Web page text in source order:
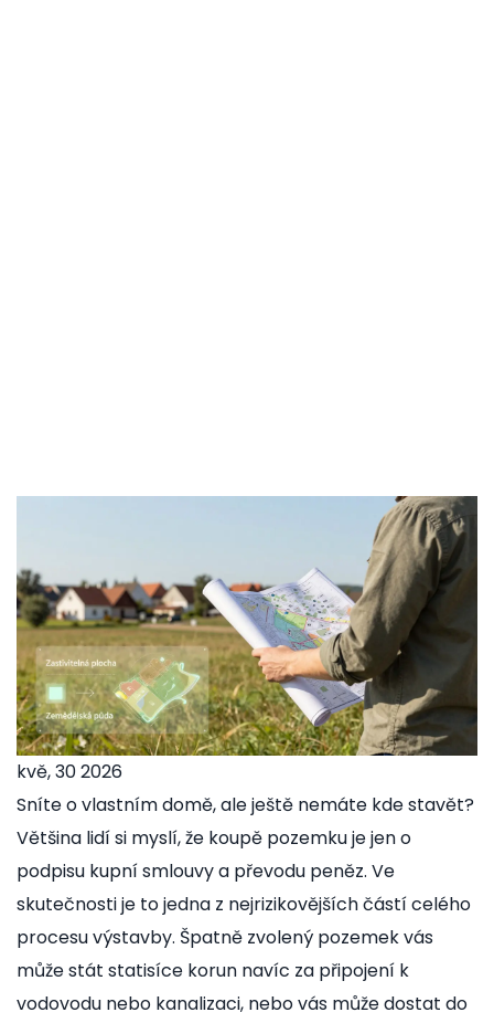
kvě, 30 2026
Sníte o vlastním domě, ale ještě nemáte kde stavět?
Většina lidí si myslí, že koupě pozemku je jen o
podpisu kupní smlouvy a převodu peněz. Ve
skutečnosti je to jedna z nejrizikovějších částí celého
procesu výstavby. Špatně zvolený pozemek vás
může stát statisíce korun navíc za připojení k
vodovodu nebo kanalizaci, nebo vás může dostat do